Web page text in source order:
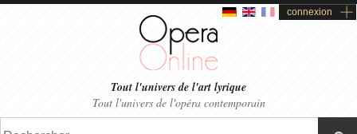
connexion
Tout l'univers de l'art lyrique
Tout l'univers de l'opéra contemporain